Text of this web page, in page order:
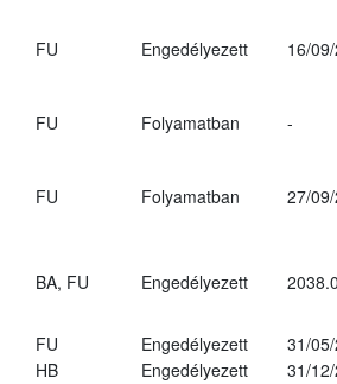
FU Engedélyezett 16/
FU Folyamatban -
FU Folyamatban 27/
BA, FU Engedélyezett
FU Engedélyezett
31/
HB Engedélyezett
31/